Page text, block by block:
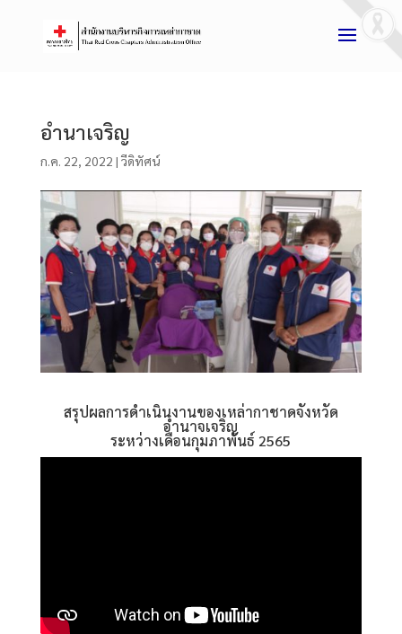
อำนาเจริญ
ก.ค. 22, 2022 | วีดิทัศน์
สรุปผลการดำเนินงานของเหล่ากาชาดจังหวัด
อำนาจเจริญ
ระหว่างเดือนกุมภาพันธ์ 2565